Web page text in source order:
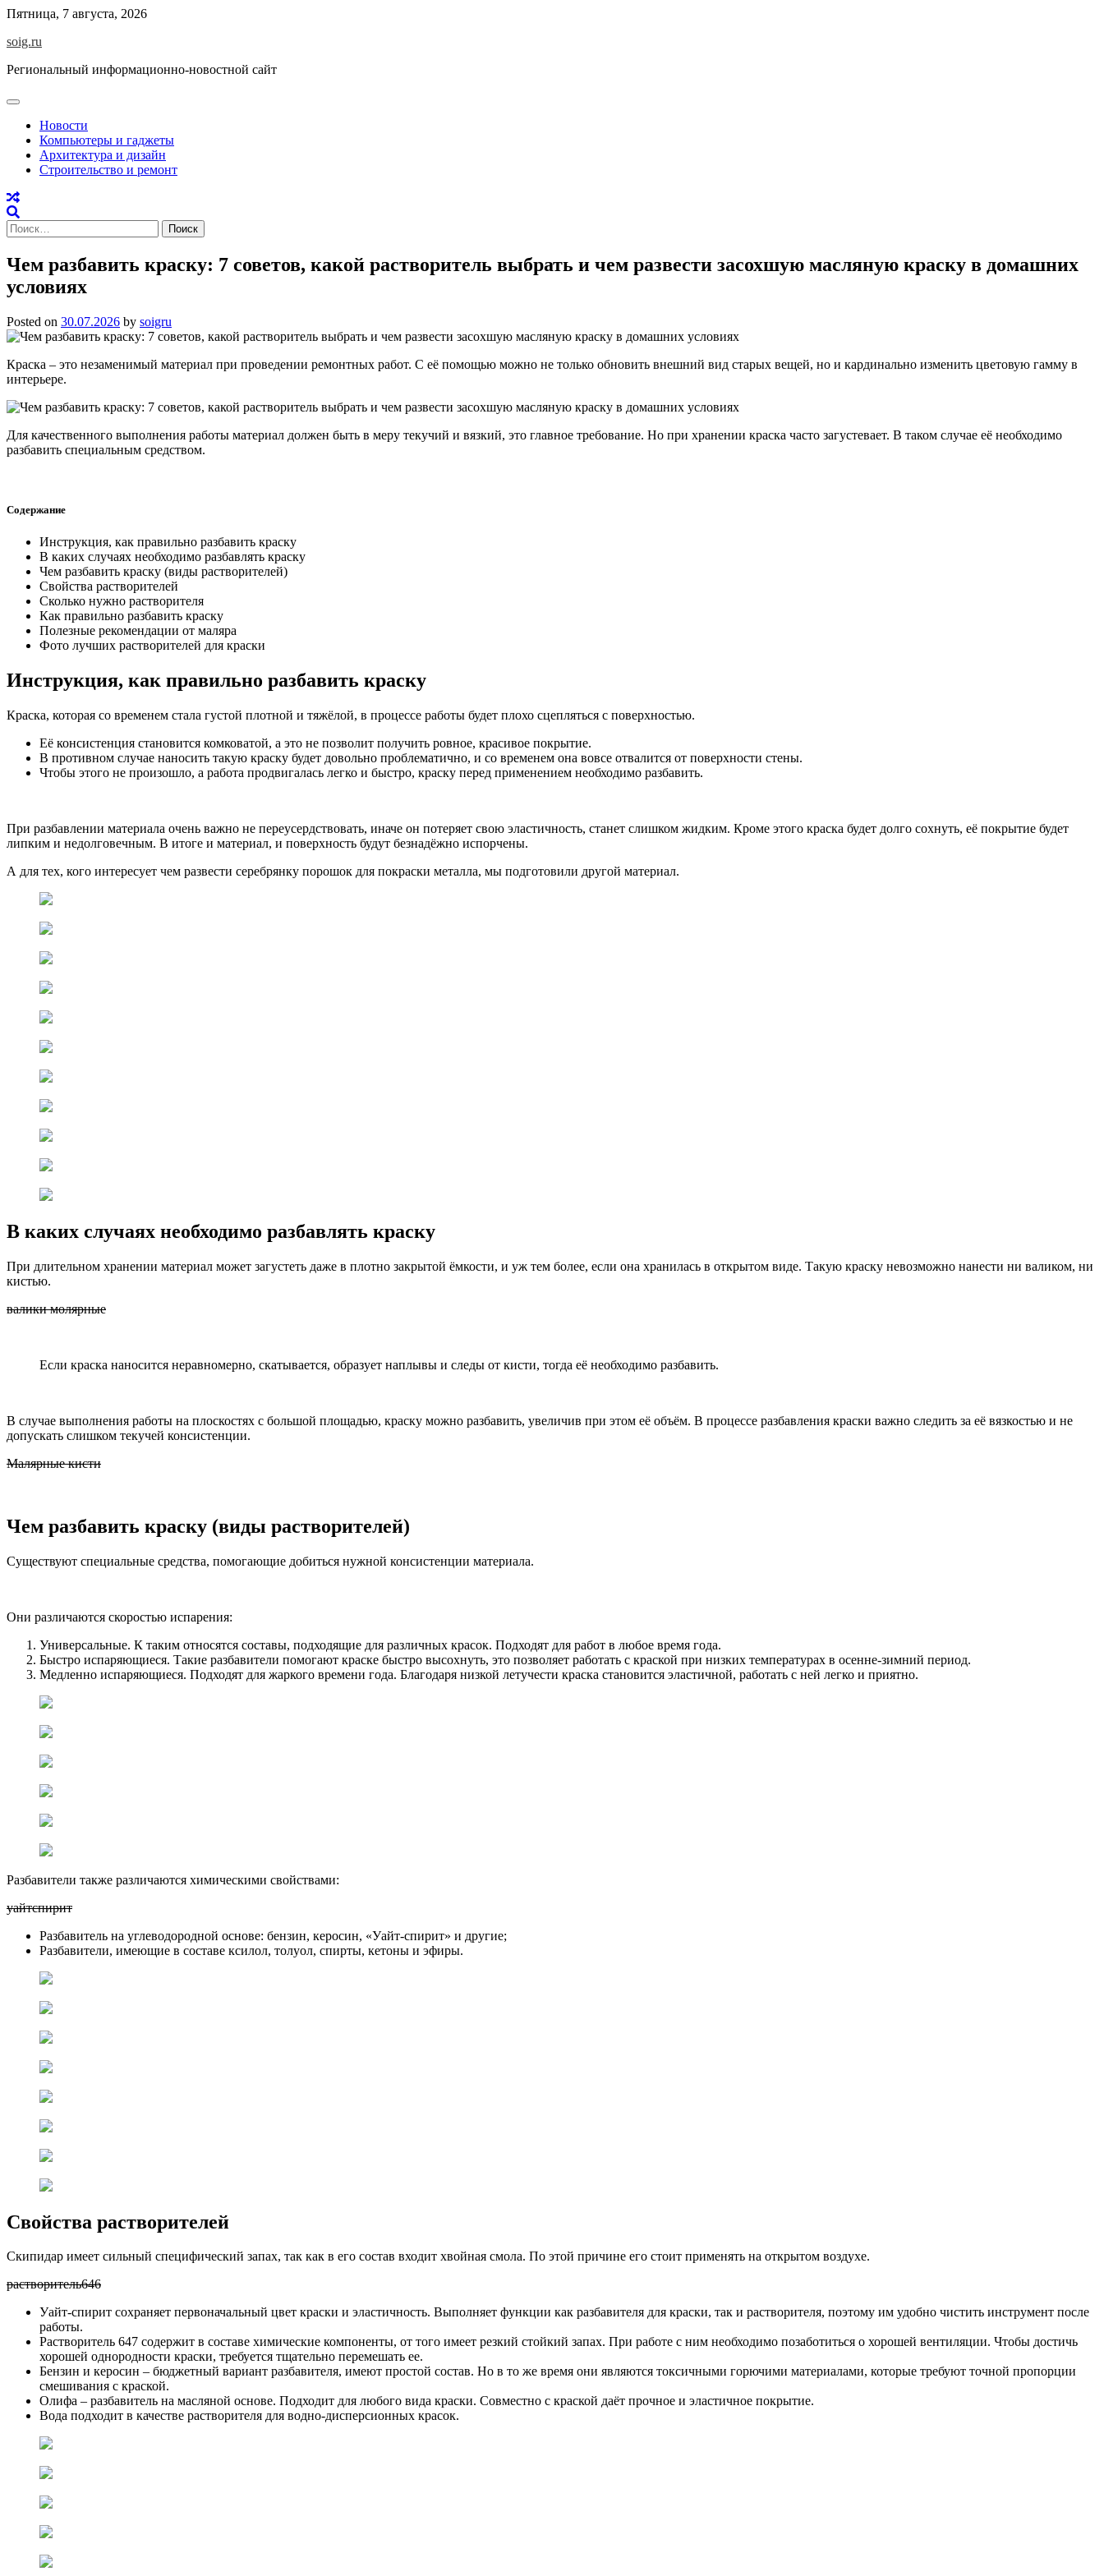
Skip
content
Пятница, 7 августа, 2026
soig.ru
Региональный информационно-новостной сайт
Новости
Компьютеры и гаджеты
Архитектура и дизайн
Строительство и ремонт
Найти:
Чем разбавить краску: 7 советов, какой растворитель выбрать и чем развести засохшую масляную краску в домашних
условиях
Posted on 30.07.2026 by soigru
Краска – это незаменимый материал при проведении ремонтных работ. С её помощью можно не только обновить внешний вид старых вещей, но и кардинально изменить цветовую гамму в
интерьере.
Для качественного выполнения работы материал должен быть в меру текучий и вязкий, это главное требование. Но при хранении краска часто загустевает. В таком случае её необходимо
разбавить специальным средством.
Содержание
Инструкция, как правильно разбавить краску
В каких случаях необходимо разбавлять краску
Чем разбавить краску (виды растворителей)
Свойства растворителей
Сколько нужно растворителя
Как правильно разбавить краску
Полезные рекомендации от маляра
Фото лучших растворителей для краски
Инструкция, как правильно разбавить краску
Краска, которая со временем стала густой плотной и тяжёлой, в процессе работы будет плохо сцепляться с поверхностью.
Её консистенция становится комковатой, а это не позволит получить ровное, красивое покрытие.
В противном случае наносить такую краску будет довольно проблематично, и со временем она вовсе отвалится от поверхности стены.
Чтобы этого не произошло, а работа продвигалась легко и быстро, краску перед применением необходимо разбавить.
При разбавлении материала очень важно не переусердствовать, иначе он потеряет свою эластичность, станет слишком жидким. Кроме этого краска будет долго сохнуть, её покрытие будет
липким и недолговечным. В итоге и материал, и поверхность будут безнадёжно испорчены.
А для тех, кого интересует чем развести серебрянку порошок для покраски металла, мы подготовили другой материал.
В каких случаях необходимо разбавлять краску
При длительном хранении материал может загустеть даже в плотно закрытой ёмкости, и уж тем более, если она хранилась в открытом виде. Такую краску невозможно нанести ни валиком, ни
кистью.
валики молярные
Если краска наносится неравномерно, скатывается, образует наплывы и следы от кисти, тогда её необходимо разбавить.
В случае выполнения работы на плоскостях с большой площадью, краску можно разбавить, увеличив при этом её объём. В процессе разбавления краски важно следить за её вязкостью и не
допускать слишком текучей консистенции.
Малярные кисти
Чем разбавить краску (виды растворителей)
Существуют специальные средства, помогающие добиться нужной консистенции материала.
Они различаются скоростью испарения:
Универсальные. К таким относятся составы, подходящие для различных красок. Подходят для работ в любое время года.
Быстро испаряющиеся. Такие разбавители помогают краске быстро высохнуть, это позволяет работать с краской при низких температурах в осенне-зимний период.
Медленно испаряющиеся. Подходят для жаркого времени года. Благодаря низкой летучести краска становится эластичной, работать с ней легко и приятно.
Разбавители также различаются химическими свойствами:
уайтспирит
Разбавитель на углеводородной основе: бензин, керосин, «Уайт-спирит» и другие;
Разбавители, имеющие в составе ксилол, толуол, спирты, кетоны и эфиры.
Свойства растворителей
Скипидар имеет сильный специфический запах, так как в его состав входит хвойная смола. По этой причине его стоит применять на открытом воздухе.
растворитель646
Уайт-спирит сохраняет первоначальный цвет краски и эластичность. Выполняет функции как разбавителя для краски, так и растворителя, поэтому им удобно чистить инструмент после
работы.
Растворитель 647 содержит в составе химические компоненты, от того имеет резкий стойкий запах. При работе с ним необходимо позаботиться о хорошей вентиляции. Чтобы достичь
хорошей однородности краски, требуется тщательно перемешать ее.
Бензин и керосин – бюджетный вариант разбавителя, имеют простой состав. Но в то же время они являются токсичными горючими материалами, которые требуют точной пропорции
смешивания с краской.
Олифа – разбавитель на масляной основе. Подходит для любого вида краски. Совместно с краской даёт прочное и эластичное покрытие.
Вода подходит в качестве растворителя для водно-дисперсионных красок.